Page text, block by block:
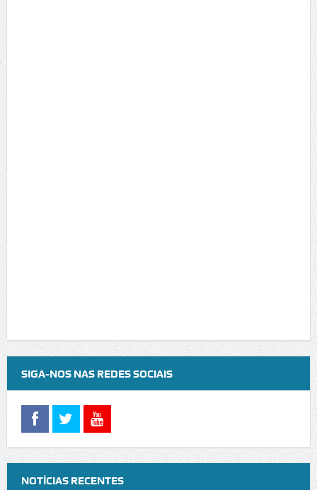
SIGA-NOS NAS REDES SOCIAIS
NOTÍCIAS RECENTES